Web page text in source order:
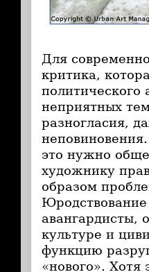
Для
критика,
политического
неприятных
разногласия,
это нужно
художнику
образом
авангардисты,
культуре и
функцию
«нового». Хотя